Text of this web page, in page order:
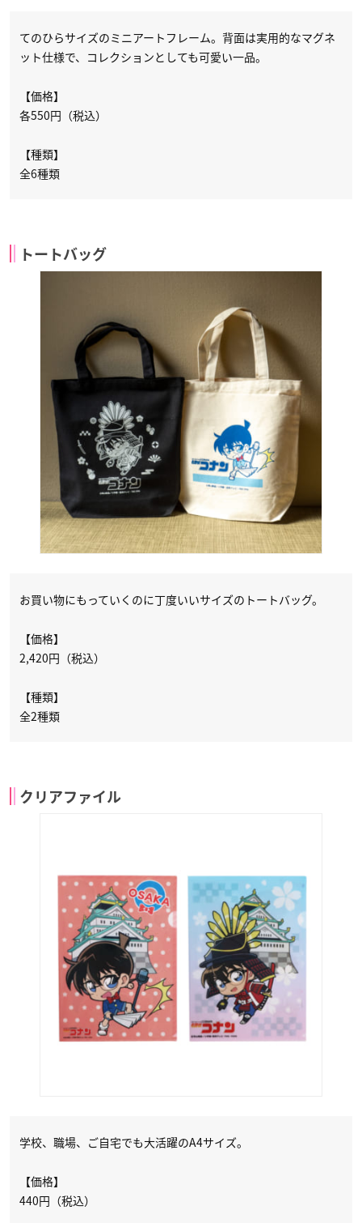
てのひらサイズのミニアートフレーム。背面は実用的なマグネ
ット仕様で、コレクションとしても可愛い一品。
【価格】
各550円（税込）
【種類】
全6種類
トートバッグ
お買い物にもっていくのに丁度いいサイズのトートバッグ。
【価格】
2,420円（税込）
【種類】
全2種類
クリアファイル
学校、職場、ご自宅でも大活躍のA4サイズ。
【価格】
440円（税込）